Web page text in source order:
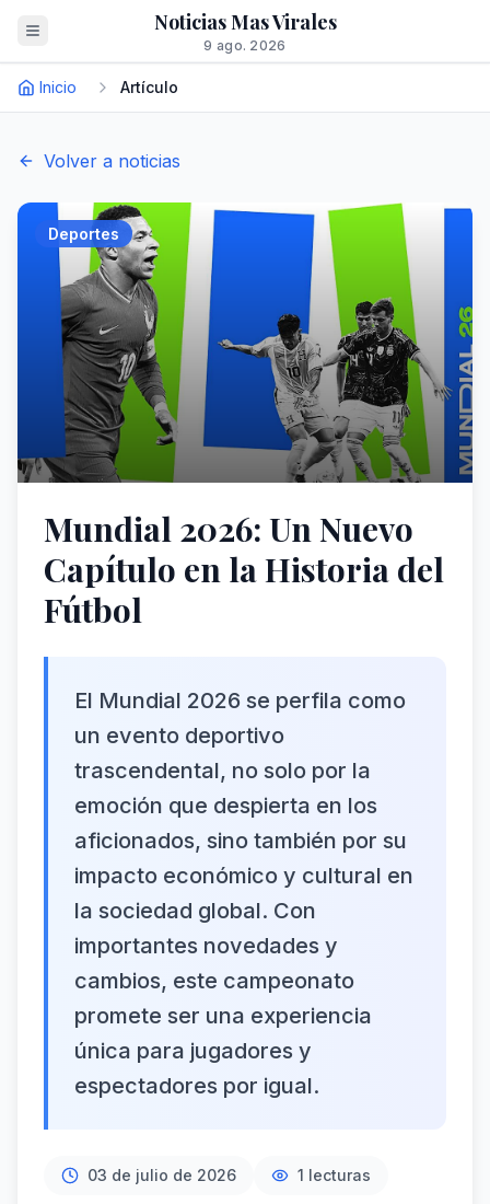
Noticias Mas Virales
9 ago. 2026
Inicio Artículo
Volver a noticias
Deportes
Mundial 2026: Un Nuevo
Capítulo en la Historia del
Fútbol
El Mundial 2026 se perfila como
un evento deportivo
trascendental, no solo por la
emoción que despierta en los
aficionados, sino también por su
impacto económico y cultural en
la sociedad global. Con
importantes novedades y
cambios, este campeonato
promete ser una experiencia
única para jugadores y
espectadores por igual.
03 de julio de 2026 1 lecturas